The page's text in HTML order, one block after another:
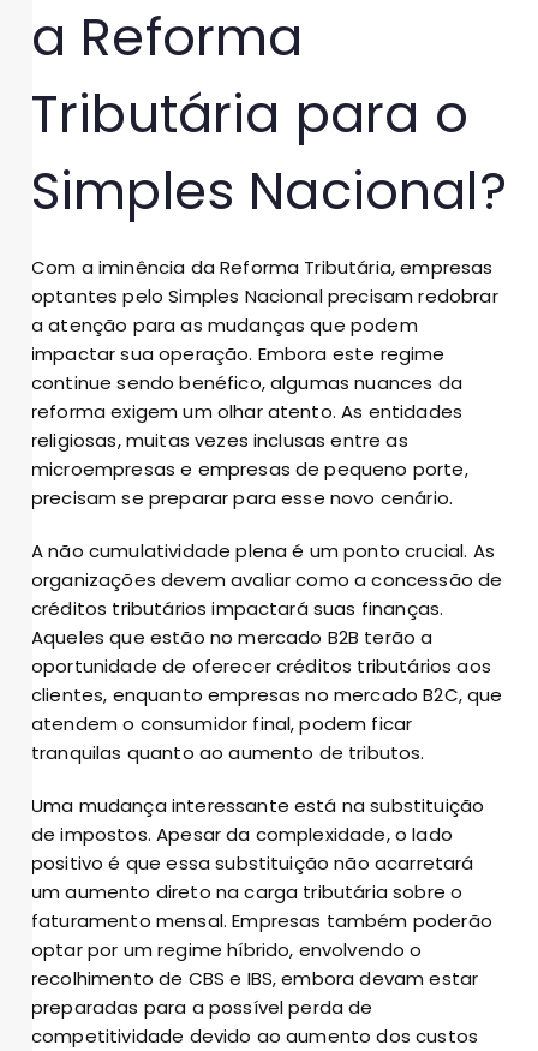
a Reforma
Tributária para o
Simples Nacional?
Com a iminência da Reforma Tributária, empresas
optantes pelo Simples Nacional precisam redobrar
a atenção para as mudanças que podem
impactar sua operação. Embora este regime
continue sendo benéfico, algumas nuances da
reforma exigem um olhar atento. As entidades
religiosas, muitas vezes inclusas entre as
microempresas e empresas de pequeno porte,
precisam se preparar para esse novo cenário.
A não cumulatividade plena é um ponto crucial. As
organizações devem avaliar como a concessão de
créditos tributários impactará suas finanças.
Aqueles que estão no mercado B2B terão a
oportunidade de oferecer créditos tributários aos
clientes, enquanto empresas no mercado B2C, que
atendem o consumidor final, podem ficar
tranquilas quanto ao aumento de tributos.
Uma mudança interessante está na substituição
de impostos. Apesar da complexidade, o lado
positivo é que essa substituição não acarretará
um aumento direto na carga tributária sobre o
faturamento mensal. Empresas também poderão
optar por um regime híbrido, envolvendo o
recolhimento de CBS e IBS, embora devam estar
preparadas para a possível perda de
competitividade devido ao aumento dos custos